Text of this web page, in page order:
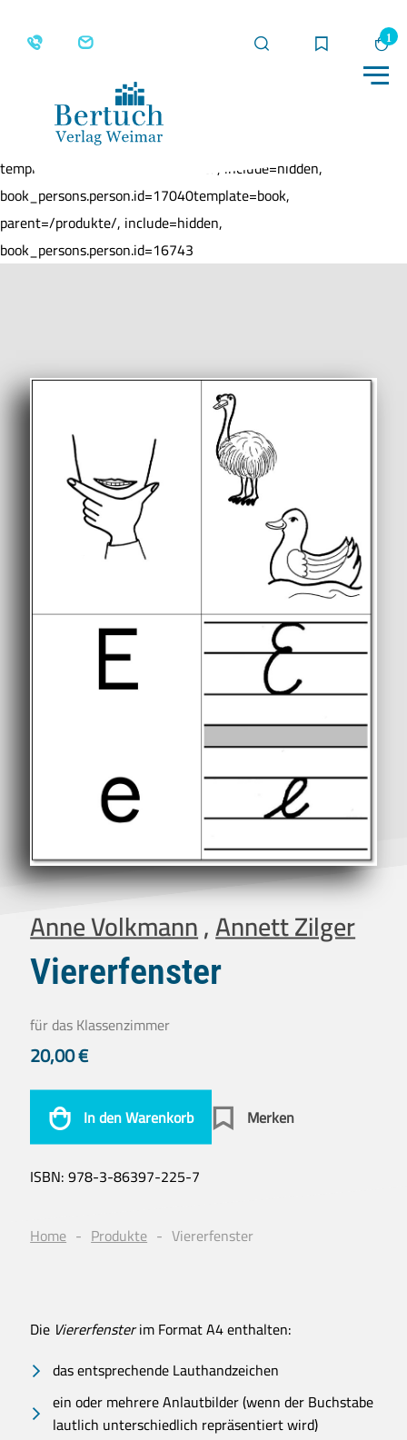
Merkliste
Home Produkte
template=book, parent=/produkte/, include=hidden,
book_persons.person.id=17040template=book,
parent=/produkte/, include=hidden,
book_persons.person.id=16743
Anne Volkmann,Annett Zilger
Viererfenster
für das Klassenzimmer
20,00€
In den Warenkorb Merken
ISBN:978-3-86397-225-7
Home Produkte Viererfenster
Die Viererfensterim Format A4 enthalten:
das entsprechende Lauthandzeichen
ein oder mehrere Anlautbilder (wenn der Buchstabe
lautlich unterschiedlich repräsentiert wird)